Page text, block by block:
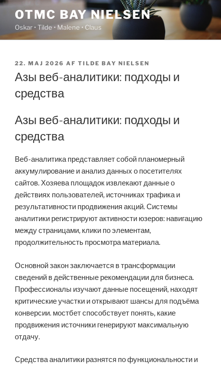
Videre
indhold
OTMC BAY NIELSEN
Oskar • Tilde • Malene • Claus
UDGIVET
DEN
22. MAJ 2026 AF TILDE BAY NIELSEN
Азы веб-аналитики: подходы и
средства
Азы веб-аналитики: подходы и
средства
Веб-аналитика представляет собой планомерный
аккумулирование и анализ данных о посетителях
сайтов. Хозяева площадок извлекают данные о
действиях пользователей, источниках трафика и
результативности продвижения акций. Системы
аналитики регистрируют активности юзеров: навигацию
между страницами, клики по элементам,
продолжительность просмотра материала.
Основной закон заключается в трансформации
сведений в действенные рекомендации для бизнеса.
Профессионалы изучают данные посещений, находят
критические участки и открывают шансы для подъёма
конверсии. мостбет способствует понять, какие
продвижения источники генерируют максимальную
отдачу.
Средства аналитики разнятся по функциональности и